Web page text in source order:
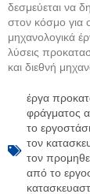
δεσμεύεται να
στον κόσμο για
μηχανολογικά
λύσεις
και διεθνή
έργα
φράγματος
το
τον
τον
από το